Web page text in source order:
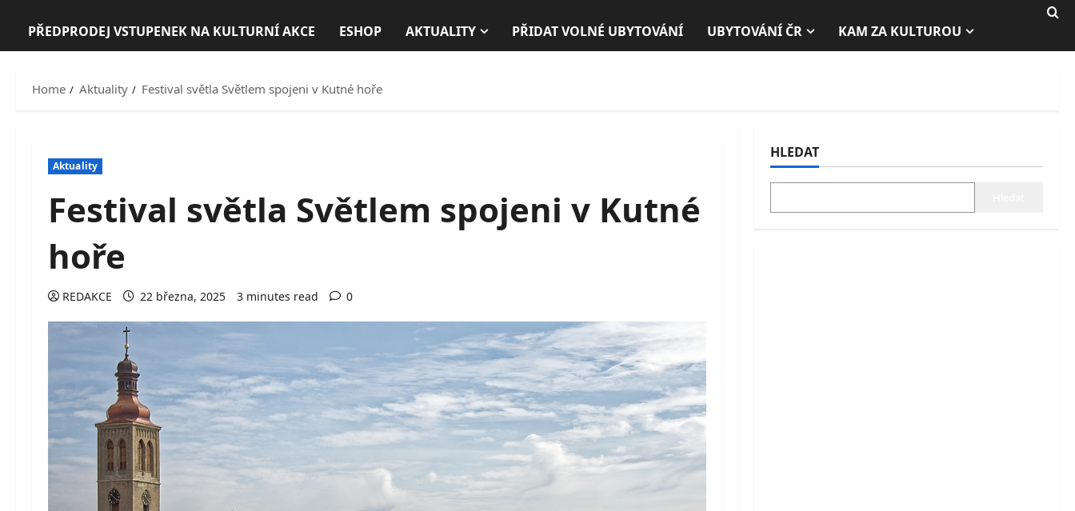
PŘEDPRODEJ VSTUPENEK NA KULTURNÍ AKCE ESHOP AKTUALITY PŘIDAT VOLNÉ UBYTOVÁNÍ UBYTOVÁNÍ ČR KAM ZA KULTUROU
Home Aktuality Festival světla Světlem spojeni v Kutné hoře
Aktuality
Festival světla Světlem spojeni v Kutné
hoře
REDAKCE 22 března, 2025 3 minutes read 0
HLEDAT